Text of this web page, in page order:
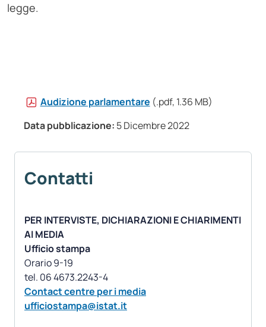
Audizione parlamentare (.pdf, 1.36 MB)
Data pubblicazione: 5 Dicembre 2022
Contatti
PER INTERVISTE, DICHIARAZIONI E CHIARIMENTI
AI MEDIA
Ufficio stampa
Orario 9-19
Contact centre per i media
ufficiostampa@istat.it
legge.